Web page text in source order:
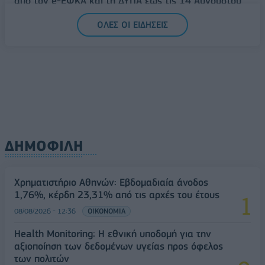
ΟΙΚΟΝΟΜΙΑ
Οι Hamilton Reserve Bank και SEE Capital
ΟΛΕΣ ΟΙ ΕΙΔΗΣΕΙΣ
ΔΗΜΟΦΙΛΗ
Χρηματιστήριο Αθηνών: Εβδομαδιαία άνοδος
1,76%, κέρδη 23,31% από τις αρχές του έτους
08/08/2026 - 12:36 ΟΙΚΟΝΟΜΙΑ
Health Monitoring: Η εθνική υποδομή για την
αξιοποίηση των δεδομένων υγείας προς όφελος
των πολιτών